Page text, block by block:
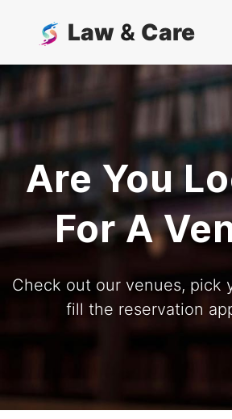
Law & Care
Are You
For A
Check out our venues, pick
fill the reservation